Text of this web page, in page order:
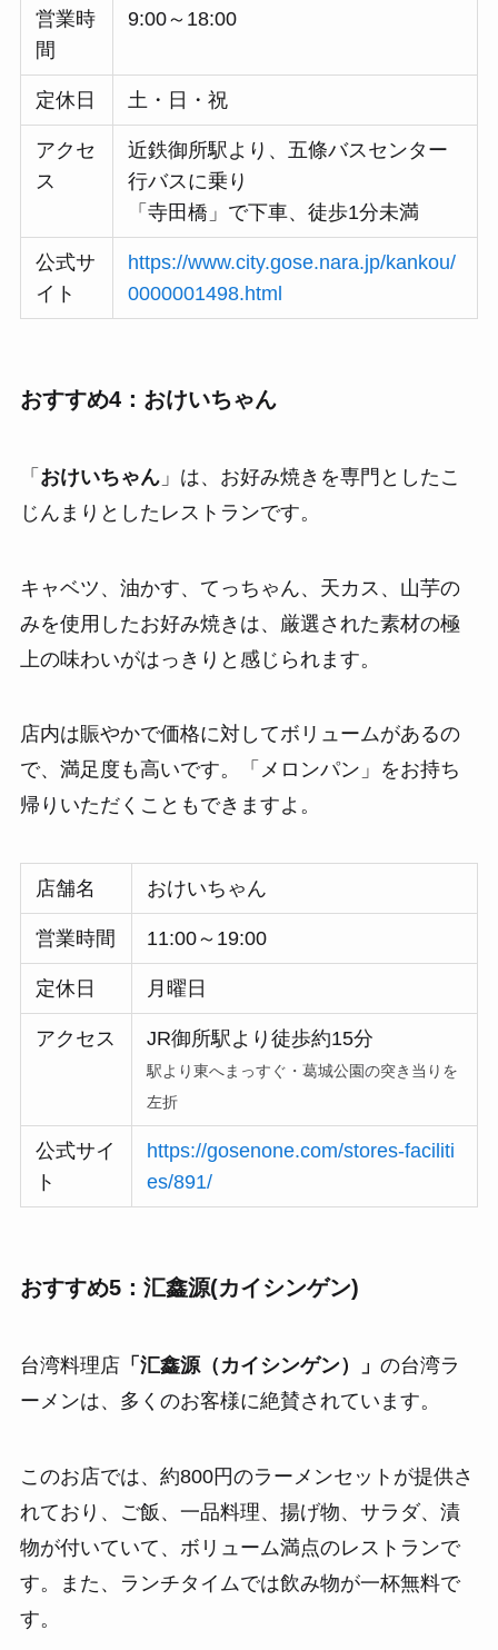
営業時
間
9:00～18:00
定休日 土・日・祝
アクセ
ス
近鉄御所駅より、五條バスセンター
行バスに乗り
「寺田橋」で下車、徒歩1分未満
公式サ
イト
https://www.city.gose.nara.jp/kankou/
0000001498.html
おすすめ4：おけいちゃん
「 おけいちゃん」は、お好み焼きを専門としたこ
じんまりとしたレストランです。
キャベツ、油かす、てっちゃん、天カス、山芋の
みを使用したお好み焼きは、厳選された素材の極
上の味わいがはっきりと感じられます。
店内は賑やかで価格に対してボリュームがあるの
で、満足度も高いです。「メロンパン」をお持ち
帰りいただくこともできますよ。
店舗名 おけいちゃん
営業時間 11:00～19:00
定休日 月曜日
アクセス JR御所駅より徒歩約15分
駅より東へまっすぐ・葛城公園の突き当りを
左折
公式サイ
ト
https://gosenone.com/stores-faciliti
es/891/
おすすめ5：汇鑫源(カイシンゲン)
台湾料理店「汇鑫源（カイシンゲン）」 の台湾ラ
ーメンは、多くのお客様に絶賛されています。
このお店では、約800円のラーメンセットが提供さ
れており、ご飯、一品料理、揚げ物、サラダ、漬
物が付いていて、ボリューム満点のレストランで
す。また、ランチタイムでは飲み物が一杯無料で
す。